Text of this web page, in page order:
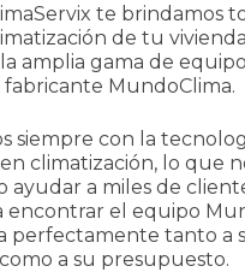
te brindamos
de tu
la amplia gama de
MundoClima.
siempre con la
climatización, lo que
ayudar a miles de
encontrar el equipo
perfectamente tanto a
a su presupuesto.